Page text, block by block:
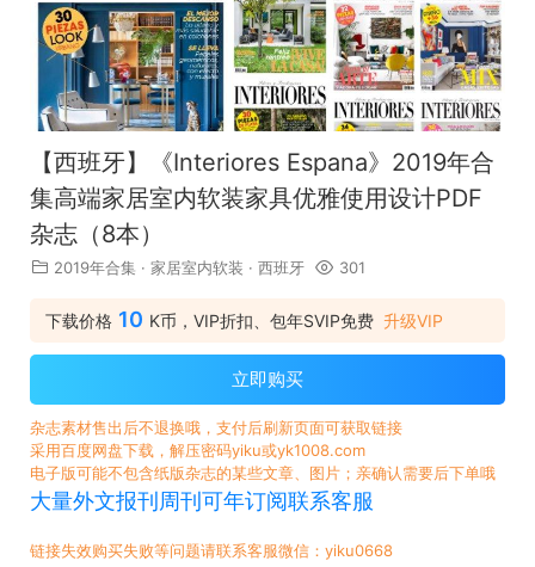
【西班牙】《Interiores Espana》2019年合
集高端家居室内软装家具优雅使用设计PDF
杂志（8本）
2019年合集 · 家居室内软装 · 西班牙 301
下载价格 10 K币，VIP折扣、包年SVIP免费 升级VIP
立即购买
杂志素材售出后不退换哦，支付后刷新页面可获取链接
采用百度网盘下载，解压密码yiku或yk1008.com
电子版可能不包含纸版杂志的某些文章、图片；亲确认需要后下单哦
大量外文报刊周刊可年订阅联系客服
链接失效购买失败等问题请联系客服微信：yiku0668